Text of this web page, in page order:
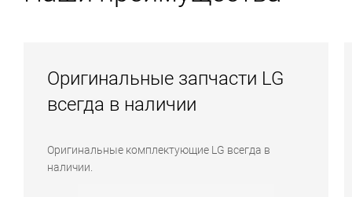
Оригинальные запчасти LG
всегда в наличии
Оригинальные комплектующие LG всегда в
наличии.